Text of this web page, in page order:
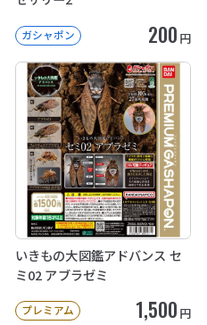
ガシャポン 200 円
いきもの大図鑑アドバンス セ
ミ02 アブラゼミ
プレミアム 1,500 円